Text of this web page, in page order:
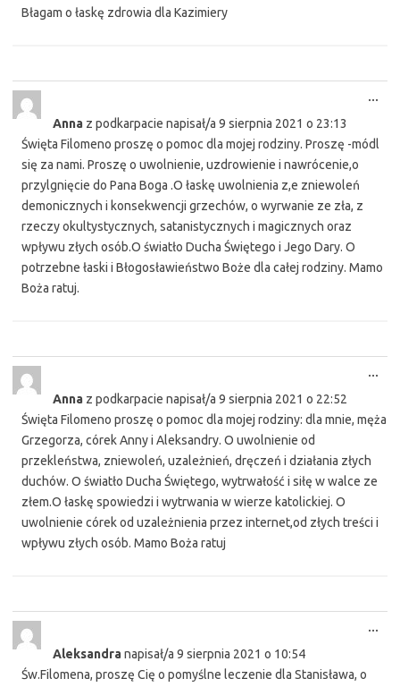
Błagam o łaskę zdrowia dla Kazimiery
Anna z podkarpacie napisał/a 9 sierpnia 2021 o 23:13
Święta Filomeno proszę o pomoc dla mojej rodziny. Proszę -módl
się za nami. Proszę o uwolnienie, uzdrowienie i nawrócenie,o
przylgnięcie do Pana Boga .O łaskę uwolnienia z,e zniewoleń
demonicznych i konsekwencji grzechów, o wyrwanie ze zła, z
rzeczy okultystycznych, satanistycznych i magicznych oraz
wpływu złych osób.O światło Ducha Świętego i Jego Dary. O
potrzebne łaski i Błogosławieństwo Boże dla całej rodziny. Mamo
Boża ratuj.
...
Anna z podkarpacie napisał/a 9 sierpnia 2021 o 22:52
Święta Filomeno proszę o pomoc dla mojej rodziny: dla mnie, męża
Grzegorza, córek Anny i Aleksandry. O uwolnienie od
przekleństwa, zniewoleń, uzależnień, dręczeń i działania złych
duchów. O światło Ducha Świętego, wytrwałość i siłę w walce ze
złem.O łaskę spowiedzi i wytrwania w wierze katolickiej. O
uwolnienie córek od uzależnienia przez internet,od złych treści i
wpływu złych osób. Mamo Boża ratuj
...
Aleksandranapisał/a 9 sierpnia 2021 o 10:54
Św.Filomena, proszę Cię o pomyślne leczenie dla Stanisława, o
...